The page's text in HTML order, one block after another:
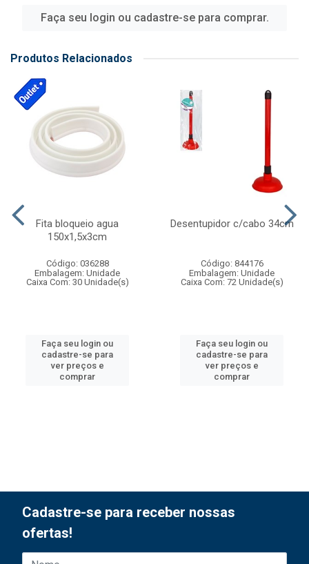
Faça seu login ou cadastre-se para comprar.
Produtos Relacionados
Fita bloqueio agua
150x1,5x3cm
Código: 036288
Embalagem: Unidade
Caixa Com: 30 Unidade(s)
Faça seu login ou
cadastre-se para
ver preços e
comprar
Desentupidor c/cabo 34cm
Código: 844176
Embalagem: Unidade
Caixa Com: 72 Unidade(s)
Faça seu login ou
cadastre-se para
ver preços e
comprar
Cadastre-se para receber nossas
ofertas!